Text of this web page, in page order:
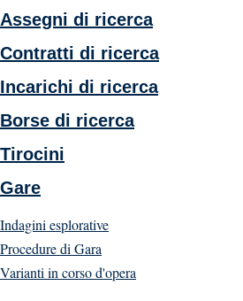
Assegni di ricerca
Contratti di ricerca
Incarichi di ricerca
Borse di ricerca
Tirocini
Gare
Indagini esplorative
Procedure di Gara
Varianti in corso d'opera